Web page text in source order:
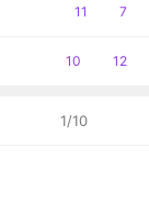
공
11
댓
7
공
10
댓
12
1/10